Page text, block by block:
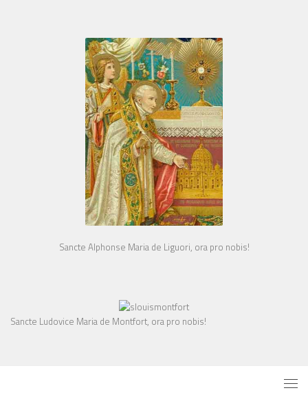
Sancte Alphonse Maria de Liguori, ora pro nobis!
Sancte Ludovice Maria de Montfort, ora pro nobis!